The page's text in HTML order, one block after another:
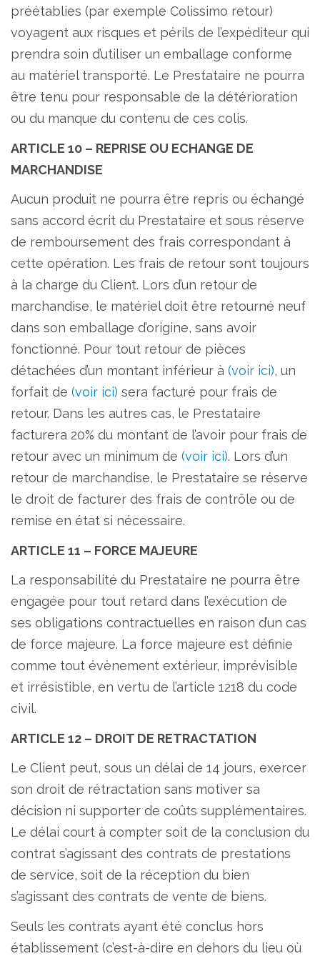
préétablies (par exemple Colissimo retour)
voyagent aux risques et périls de l’expéditeur qui
prendra soin d’utiliser un emballage conforme
au matériel transporté. Le Prestataire ne pourra
être tenu pour responsable de la détérioration
ou du manque du contenu de ces colis.
ARTICLE 10 – REPRISE OU ECHANGE DE
MARCHANDISE
Aucun produit ne pourra être repris ou échangé
sans accord écrit du Prestataire et sous réserve
de remboursement des frais correspondant à
cette opération. Les frais de retour sont toujours
à la charge du Client. Lors d’un retour de
marchandise, le matériel doit être retourné neuf
dans son emballage d’origine, sans avoir
fonctionné. Pour tout retour de pièces
détachées d’un montant inférieur à (voir ici), un
forfait de (voir ici) sera facturé pour frais de
retour. Dans les autres cas, le Prestataire
facturera 20% du montant de l’avoir pour frais de
retour avec un minimum de (voir ici). Lors d’un
retour de marchandise, le Prestataire se réserve
le droit de facturer des frais de contrôle ou de
remise en état si nécessaire.
ARTICLE 11 – FORCE MAJEURE
La responsabilité du Prestataire ne pourra être
engagée pour tout retard dans l’exécution de
ses obligations contractuelles en raison d’un cas
de force majeure. La force majeure est définie
comme tout évènement extérieur, imprévisible
et irrésistible, en vertu de l’article 1218 du code
civil.
ARTICLE 12 – DROIT DE RETRACTATION
Le Client peut, sous un délai de 14 jours, exercer
son droit de rétractation sans motiver sa
décision ni supporter de coûts supplémentaires.
Le délai court à compter soit de la conclusion du
contrat s’agissant des contrats de prestations
de service, soit de la réception du bien
s’agissant des contrats de vente de biens.
Seuls les contrats ayant été conclus hors
établissement (c’est-à-dire en dehors du lieu où